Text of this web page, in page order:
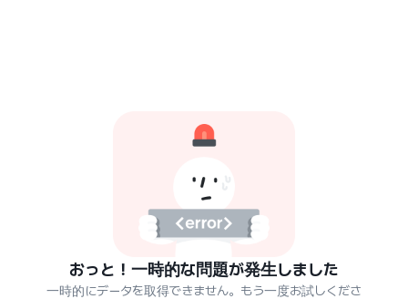
おっと！一時的な問題が発生しました
一時的にデータを取得できません。もう一度お試しくださ